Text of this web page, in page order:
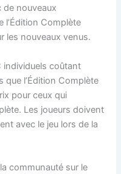
de nouveaux
l’Édition Complète
les nouveaux venus.
individuels coûtant
l’Édition Complète
pour ceux qui
Les joueurs doivent
avec le jeu lors de la
communauté sur le